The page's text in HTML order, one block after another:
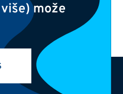
može